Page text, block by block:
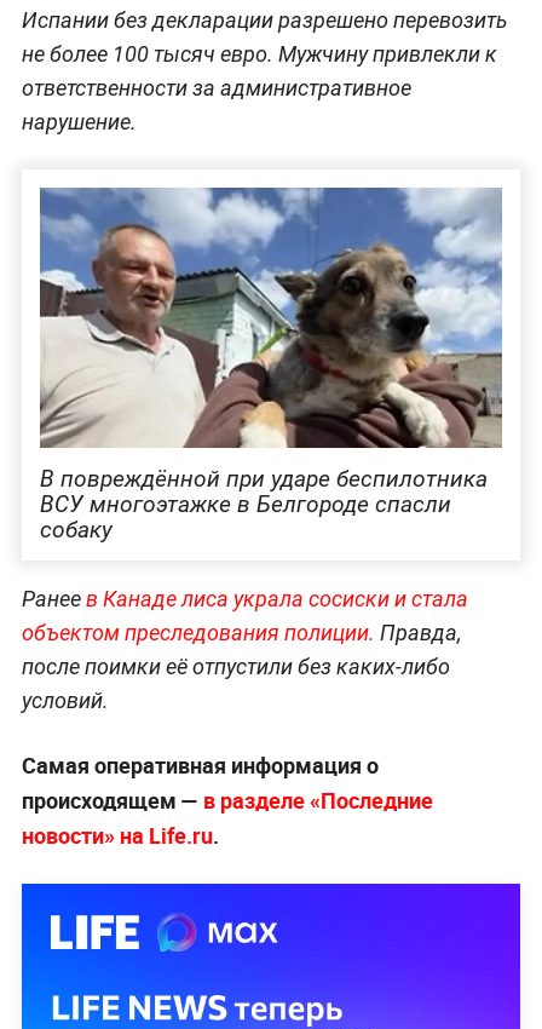
Испании без декларации разрешено перевозить
не более 100 тысяч евро. Мужчину привлекли к
ответственности за административное
нарушение.
В повреждённой при ударе беспилотника
ВСУ многоэтажке в Белгороде спасли
собаку
Ранеев Канаде лиса украла сосиски и стала
объектом преследования полиции. Правда,
после поимки её отпустили без каких-либо
условий.
Самая оперативная информация о
происходящем — в разделе «Последние
новости» на Life.ru.